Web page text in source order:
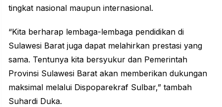
tingkat nasional maupun internasional.
“Kita berharap lembaga-lembaga pendidikan di
Sulawesi Barat juga dapat melahirkan prestasi yang
sama. Tentunya kita bersyukur dan Pemerintah
Provinsi Sulawesi Barat akan memberikan dukungan
maksimal melalui Dispoparekraf Sulbar,” tambah
Suhardi Duka.